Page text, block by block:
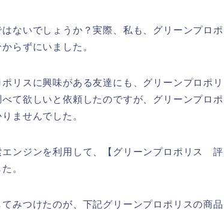
ないでしょうか？実際、私も、グリーンプロ
らずにいました。
リスに興味がある友達にも、グリーンプロポ
て欲しいと依頼したのですが、グリーンプロ
ませんでした。
エンジンを利用して、【グリーンプロポリス
。
みつけたのが、下記グリーンプロポリスの商